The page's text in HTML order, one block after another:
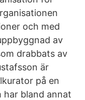
och med
av
drabbats av
är
på en
har bland annat